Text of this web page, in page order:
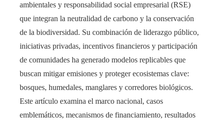
ambientales y responsabilidad social empresarial (RSE)
que integran la neutralidad de carbono y la conservación
de la biodiversidad. Su combinación de liderazgo público,
iniciativas privadas, incentivos financieros y participación
de comunidades ha generado modelos replicables que
buscan mitigar emisiones y proteger ecosistemas clave:
bosques, humedales, manglares y corredores biológicos.
Este artículo examina el marco nacional, casos
emblemáticos, mecanismos de financiamiento, resultados